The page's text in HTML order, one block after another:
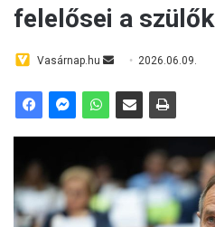
felelősei a szülők
Vasárnap.hu
e
2026.06.09.